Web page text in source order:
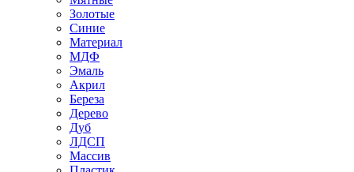
Золотые
Синие
Материал
МДФ
Эмаль
Акрил
Береза
Дерево
Дуб
ЛДСП
Массив